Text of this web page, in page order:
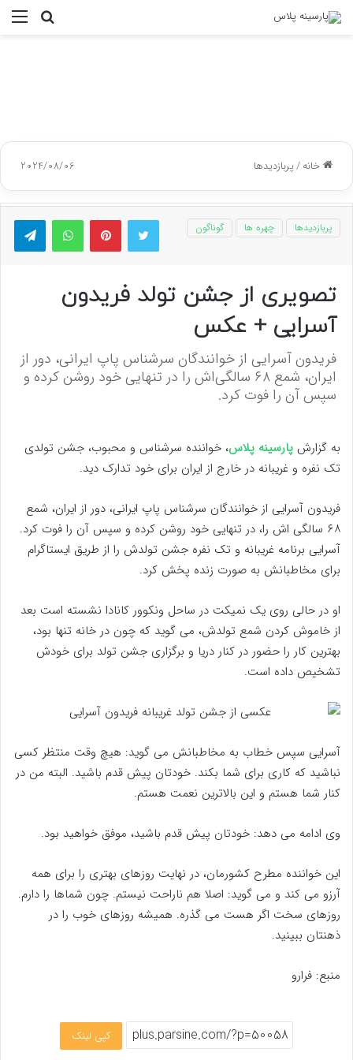
جستجو
خانه/پربازدیدها 2024/08/06
توییتر پینتریستواتس آپ
پربازدیدها چهره ها گوناگون
تصویری از جشن تولد فریدون
آسرایی + عکس
فریدون آسرایی از خوانندگان سرشناس پاپ ایرانی، دور از
ایران، شمع ۶۸ سالگی‌اش را در تنهایی خود روشن کرده و
سپس آن را فوت کرد.
به گزارش پارسینه پلاس، خواننده سرشناس و محبوب، جشن تولدی
تک نفره و غریبانه در خارج از ایران برای خود تدارک دید.
فریدون آسرایی از خوانندگان سرشناس پاپ ایرانی، دور از ایران، شمع
۶۸ سالگی اش را، در تنهایی خود روشن کرده و سپس آن را فوت کرد.
آسرایی برنامه غریبانه و تک نفره جشن تولدش را از طریق ایستاگرام
برای مخاطبانش به صورت زنده پخش کرد.
او در حالی روی یک نمیکت در ساحل ونکوور کانادا نشسته است بعد
از خاموش کردن شمع تولدش، می گوید که چون در خانه تنها بود،
بهترین کار را حضور در کنار دریا و برگزاری جشن تولد برای خودش
تشخیص داده است.
آسرایی سپس خطاب به مخاطبانش می گوید: هیچ وقت منتظر کسی
نباشید که کاری برای شما بکند. خودتان پیش قدم باشید. البته من در
کنار شما هستم و این بالاترین نعمت هستم.
وی ادامه می دهد: خودتان پیش قدم باشید، موفق خواهید بود.
این خواننده مطرح کشورمان، در نهایت روزهای بهتری را برای همه
آرزو می کند و می گوید: اصلا هم ناراحت نیستم. چون شماها را دارم.
روزهای سخت اگر هست می گذره. همیشه روزهای خوب را در
ذهنتان ببینید.
منبع: فرارو
کپی لینک